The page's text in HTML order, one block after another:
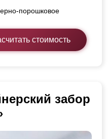
порошковое
стоимость
забор